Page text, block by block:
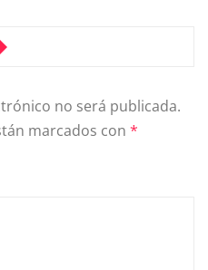
no será publicada.
marcados con *